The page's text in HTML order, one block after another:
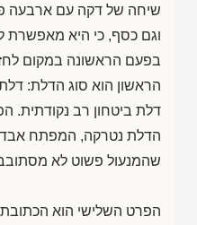
שיחה של דקה עם ארבעה
וגם כסף, כי היא מאפשרת
בפעם הראשונה במקום
הראשון הוא סוג הדלת:
דלת ביטחון רב נקודתית.
הדלת נטרקה, המפתח
שהמנעול פשוט לא
הפרט השלישי הוא